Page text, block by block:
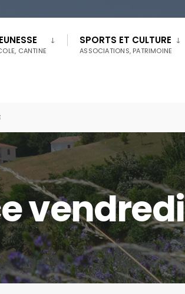
CANTINE
SPORTS ET CULTURE
ASSOCIATIONS, PATRIMOINE
vendredi